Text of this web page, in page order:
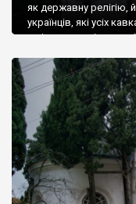
як державну релігію,
українців, які усіх
є відданими вірянами